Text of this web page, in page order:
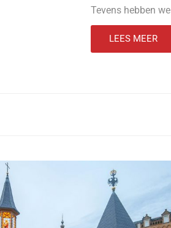
Tevens hebben
LEES MEER